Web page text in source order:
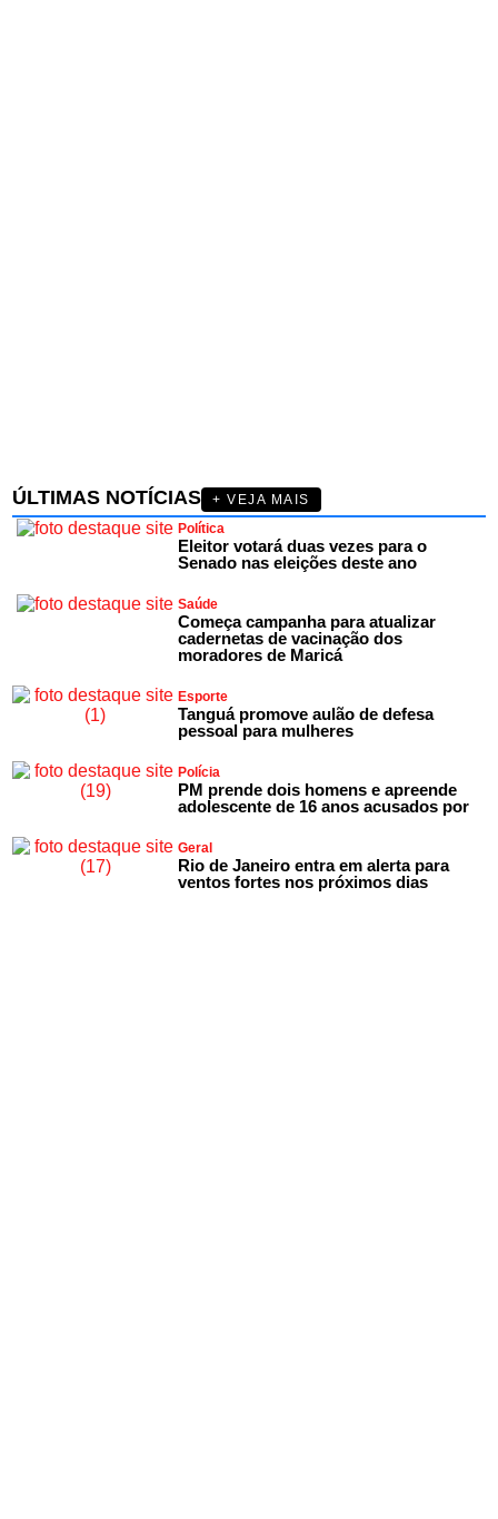
ÚLTIMAS NOTÍCIAS
+ VEJA MAIS
Política
Eleitor votará duas vezes para o
Senado nas eleições deste ano
Saúde
Começa campanha para atualizar
cadernetas de vacinação dos
moradores de Maricá
Esporte
Tanguá promove aulão de defesa
pessoal para mulheres
Polícia
PM prende dois homens e apreende
adolescente de 16 anos acusados por
Geral
Rio de Janeiro entra em alerta para
ventos fortes nos próximos dias